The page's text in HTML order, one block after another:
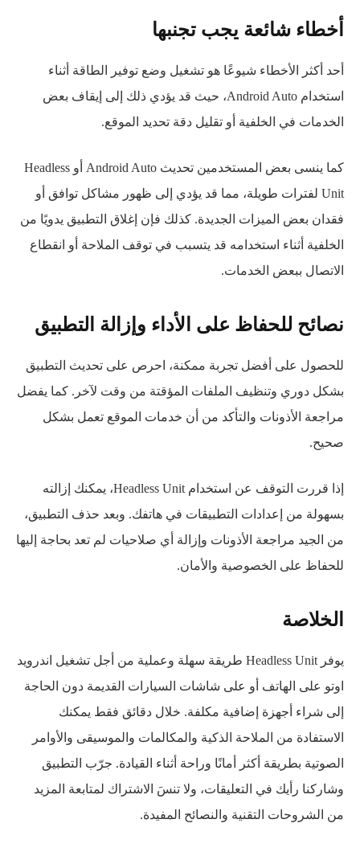
أخطاء شائعة يجب تجنبها
أحد أكثر الأخطاء شيوعًا هو تشغيل وضع توفير الطاقة أثناء
استخدام Android Auto، حيث قد يؤدي ذلك إلى إيقاف بعض
الخدمات في الخلفية أو تقليل دقة تحديد الموقع.
كما ينسى بعض المستخدمين تحديث Android Auto أو Headless
Unit لفترات طويلة، مما قد يؤدي إلى ظهور مشاكل توافق أو
فقدان بعض الميزات الجديدة. كذلك فإن إغلاق التطبيق يدويًا من
الخلفية أثناء استخدامه قد يتسبب في توقف الملاحة أو انقطاع
الاتصال ببعض الخدمات.
نصائح للحفاظ على الأداء وإزالة التطبيق
للحصول على أفضل تجربة ممكنة، احرص على تحديث التطبيق
بشكل دوري وتنظيف الملفات المؤقتة من وقت لآخر. كما يفضل
مراجعة الأذونات والتأكد من أن خدمات الموقع تعمل بشكل
صحيح.
إذا قررت التوقف عن استخدام Headless Unit، يمكنك إزالته
بسهولة من إعدادات التطبيقات في هاتفك. وبعد حذف التطبيق،
من الجيد مراجعة الأذونات وإزالة أي صلاحيات لم تعد بحاجة إليها
للحفاظ على الخصوصية والأمان.
الخلاصة
يوفر Headless Unit طريقة سهلة وعملية من أجل تشغيل اندرويد
اوتو على الهاتف أو على شاشات السيارات القديمة دون الحاجة
إلى شراء أجهزة إضافية مكلفة. خلال دقائق فقط يمكنك
الاستفادة من الملاحة الذكية والمكالمات والموسيقى والأوامر
الصوتية بطريقة أكثر أمانًا وراحة أثناء القيادة. جرّب التطبيق
وشاركنا رأيك في التعليقات، ولا تنسَ الاشتراك لمتابعة المزيد
من الشروحات التقنية والنصائح المفيدة.